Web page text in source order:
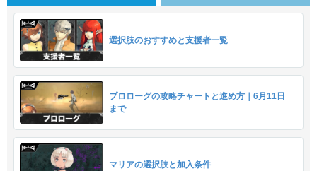
選択肢のおすすめと支援者一覧
プロローグの攻略チャートと進め方｜6月11日
まで
マリアの選択肢と加入条件